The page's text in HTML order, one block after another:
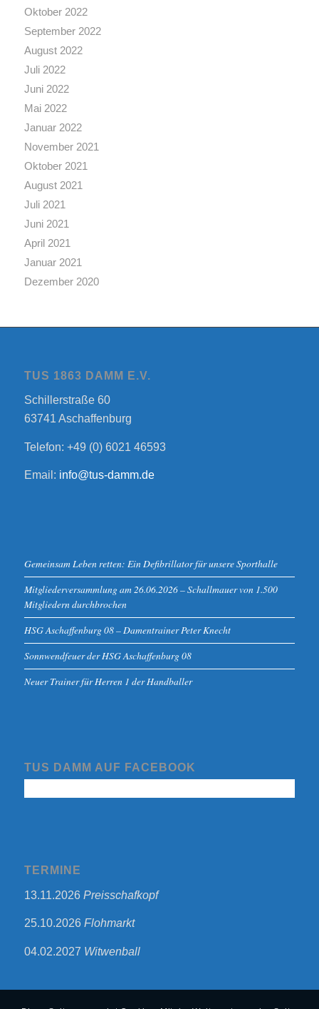
Oktober 2022
September 2022
August 2022
Juli 2022
Juni 2022
Mai 2022
Januar 2022
November 2021
Oktober 2021
August 2021
Juli 2021
Juni 2021
April 2021
Januar 2021
Dezember 2020
TUS 1863 DAMM E.V.
Schillerstraße 60
63741 Aschaffenburg
Telefon: +49 (0) 6021 46593
Email: info@tus-damm.de
Gemeinsam Leben retten: Ein Defibrillator für unsere Sporthalle
Mitgliederversammlung am 26.06.2026 – Schallmauer von 1.500
Mitgliedern durchbrochen
HSG Aschaffenburg 08 – Damentrainer Peter Knecht
Sonnwendfeuer der HSG Aschaffenburg 08
Neuer Trainer für Herren 1 der Handballer
TUS DAMM AUF FACEBOOK
TERMINE
13.11.2026 Preisschafkopf
25.10.2026 Flohmarkt
04.02.2027 Witwenball